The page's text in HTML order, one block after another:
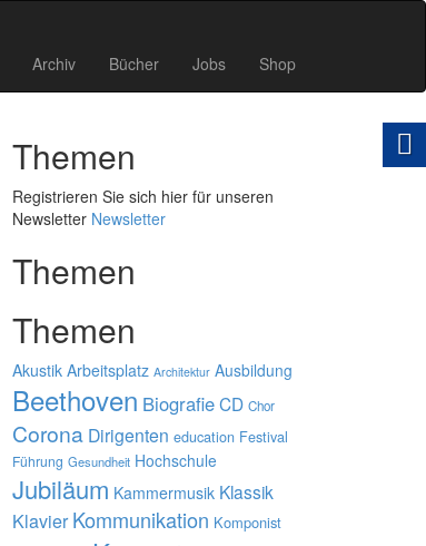
Archiv Bücher Jobs Shop
Themen
Registrieren Sie sich hier für unseren
Newsletter Newsletter
Themen
Themen
Akustik Arbeitsplatz Architektur Ausbildung
Beethoven BiografieCD Chor
Corona Dirigenten education Festival
Führung Gesundheit Hochschule
Jubiläum Kammermusik Klassik
Klavier Kommunikation Komponist